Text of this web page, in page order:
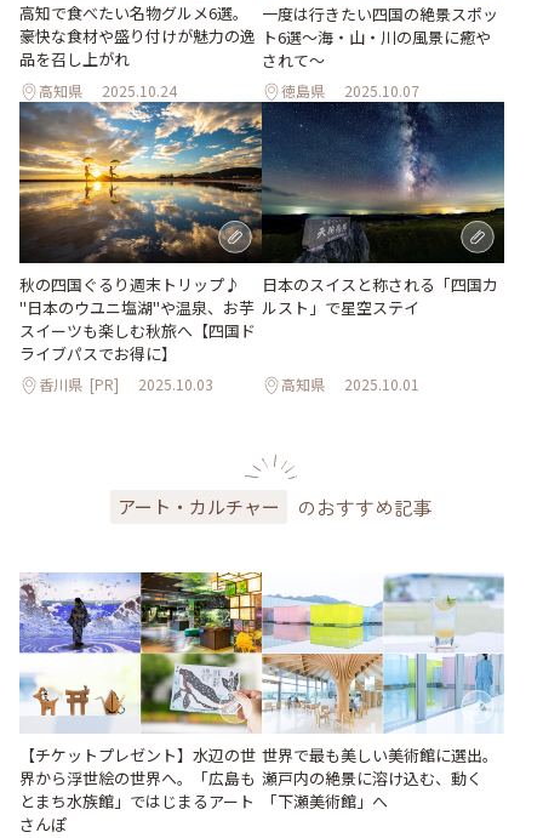
高知で食べたい名物グルメ6選。
豪快な食材や盛り付けが魅力の逸
品を召し上がれ
高知県 2025.10.24
一度は行きたい四国の絶景スポッ
ト6選〜海・山・川の風景に癒や
されて〜
徳島県 2025.10.07
秋の四国ぐるり週末トリップ♪
"日本のウユニ塩湖"や温泉、お芋
スイーツも楽しむ秋旅へ【四国ド
ライブパスでお得に】
香川県 [PR] 2025.10.03
日本のスイスと称される「四国カ
ルスト」で星空ステイ
高知県 2025.10.01
アート・カルチャー のおすすめ記事
【チケットプレゼント】水辺の世
界から浮世絵の世界へ。「広島も
とまち水族館」ではじまるアート
さんぽ
世界で最も美しい美術館に選出。
瀬戸内の絶景に溶け込む、動く
「下瀬美術館」へ